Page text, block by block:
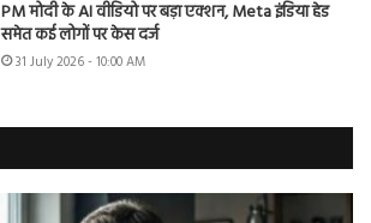
PM मोदी के AI वीडियो पर बड़ा एक्शन, Meta इंडिया हेड
समेत कई लोगों पर केस दर्ज
31 July 2026 - 10:00 AM